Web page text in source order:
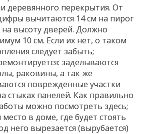
деревянного перекрытия. От
вычитаются 14 см на пирог
на высоту дверей. Должно
10 см. Если их нет, о таком
следует забыть;
заделываются
раковины, а так же
поврежденные участки
стыках панелей. Как правильно
можно посмотреть здесь;
место в доме, где будет стоять
него вырезается (вырубается)